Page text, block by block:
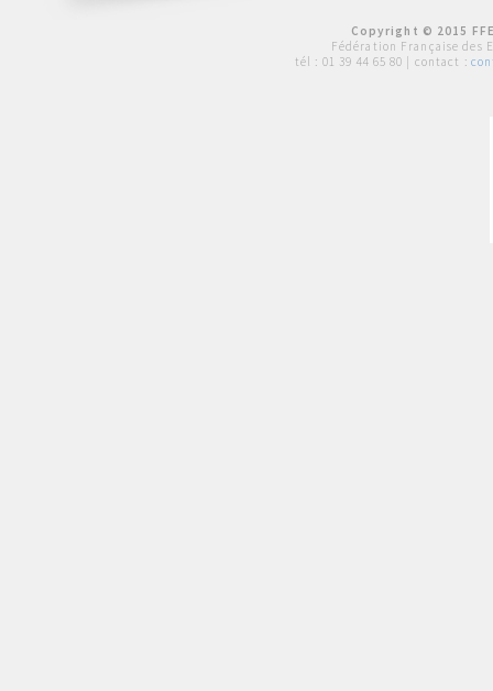
Copyright © 2015
Fédération Française des
tél : 01 39 44 65 80 | contact :